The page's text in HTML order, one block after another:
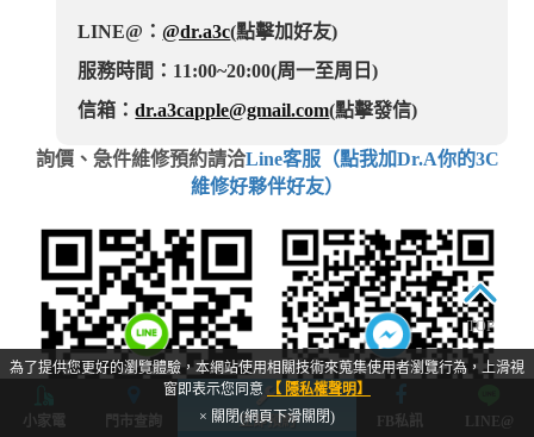
LINE@：@dr.a3c(點擊加好友)
服務時間：11:00~20:00(周一至周日)
信箱：dr.a3capple@gmail.com(點擊發信)
詢價、急件維修預約請洽Line客服（點我加Dr.A你的3C
維修好夥伴好友）
小家電 門市查詢 立即預約 FB私訊 LINE@
為了提供您更好的瀏覽體驗，本網站使用相關技術來蒐集使用者瀏覽行為，上滑視
窗即表示您同意 【 隱私權聲明】
× 關閉(網頁下滑關閉)
TOP